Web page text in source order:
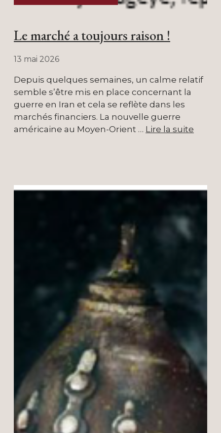
Le marché a toujours raison !
13 mai 2026
Depuis quelques semaines, un calme relatif
semble s’être mis en place concernant la
guerre en Iran et cela se reflète dans les
marchés financiers. La nouvelle guerre
américaine au Moyen-Orient … Lire la suite